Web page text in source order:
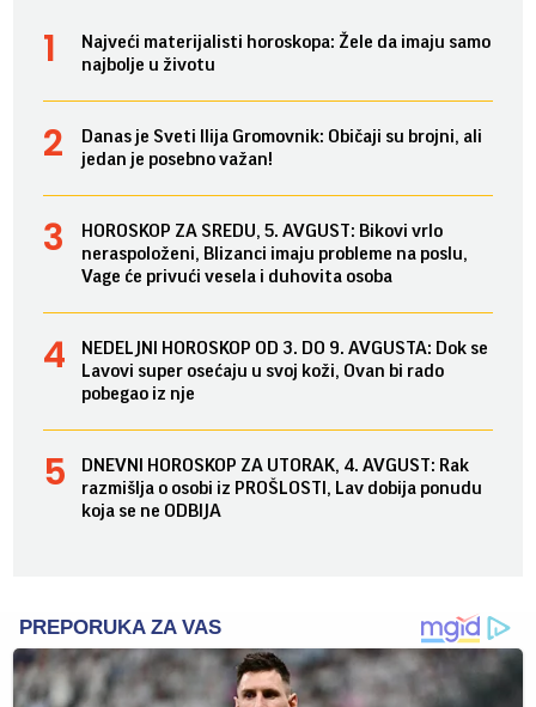
Najveći materijalisti horoskopa: Žele da imaju samo
najbolje u životu
Danas je Sveti Ilija Gromovnik: Običaji su brojni, ali
jedan je posebno važan!
HOROSKOP ZA SREDU, 5. AVGUST: Bikovi vrlo
neraspoloženi, Blizanci imaju probleme na poslu,
Vage će privući vesela i duhovita osoba
NEDELJNI HOROSKOP OD 3. DO 9. AVGUSTA: Dok se
Lavovi super osećaju u svoj koži, Ovan bi rado
pobegao iz nje
DNEVNI HOROSKOP ZA UTORAK, 4. AVGUST: Rak
razmišlja o osobi iz PROŠLOSTI, Lav dobija ponudu
koja se ne ODBIJA